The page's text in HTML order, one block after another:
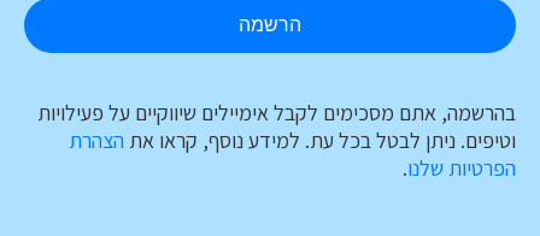
הרשמה
בהרשמה, אתם מסכימים לקבל אימיילים שיווקיים על פעילויות
וטיפים. ניתן לבטל בכל עת. למידע נוסף, קראו את הצהרת
הפרטיות שלנו.